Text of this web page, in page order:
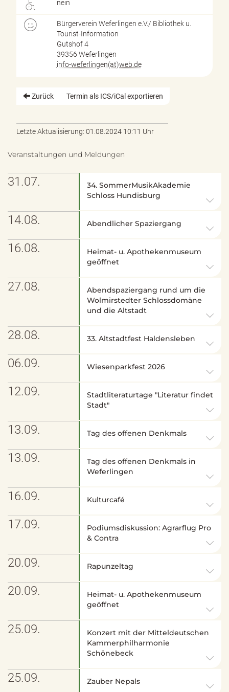
nein
Bürgerverein Weferlingen e.V./ Bibliothek u.
Tourist-Information
Gutshof 4
39356 Weferlingen
info-weferlingen(at)web.de
Zurück Termin als ICS/iCal exportieren
Letzte Aktualisierung: 01.08.2024 10:11 Uhr
Veranstaltungen und Meldungen
31.07.
34. SommerMusikAkademie
Schloss Hundisburg
14.08. Abendlicher Spaziergang
16.08.
Heimat- u. Apothekenmuseum
geöffnet
27.08.
Abendspaziergang rund um die
Wolmirstedter Schlossdomäne
und die Altstadt
28.08. 33. Altstadtfest Haldensleben
06.09. Wiesenparkfest 2026
12.09.
Stadtliteraturtage "Literatur findet
Stadt"
13.09. Tag des offenen Denkmals
13.09.
Tag des offenen Denkmals in
Weferlingen
16.09. Kulturcafé
17.09.
Podiumsdiskussion: Agrarflug Pro
& Contra
20.09. Rapunzeltag
20.09.
Heimat- u. Apothekenmuseum
geöffnet
25.09.
Konzert mit der Mitteldeutschen
Kammerphilharmonie
Schönebeck
25.09. Zauber Nepals